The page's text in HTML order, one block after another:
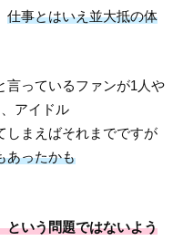
仕事とはいえ並大抵の体
言っているファンが1人や
アイドル
しまえばそれまでですが
あったかも
という問題ではないよう